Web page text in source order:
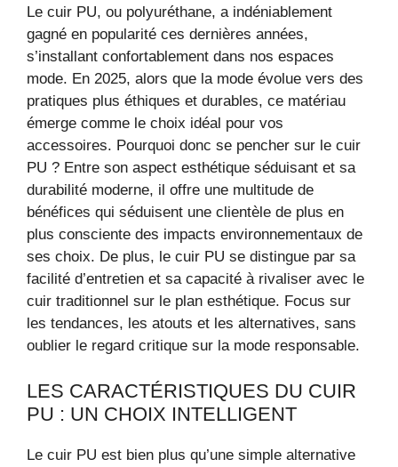
Le cuir PU, ou polyuréthane, a indéniablement
gagné en popularité ces dernières années,
s’installant confortablement dans nos espaces
mode. En 2025, alors que la mode évolue vers des
pratiques plus éthiques et durables, ce matériau
émerge comme le choix idéal pour vos
accessoires. Pourquoi donc se pencher sur le cuir
PU ? Entre son aspect esthétique séduisant et sa
durabilité moderne, il offre une multitude de
bénéfices qui séduisent une clientèle de plus en
plus consciente des impacts environnementaux de
ses choix. De plus, le cuir PU se distingue par sa
facilité d’entretien et sa capacité à rivaliser avec le
cuir traditionnel sur le plan esthétique. Focus sur
les tendances, les atouts et les alternatives, sans
oublier le regard critique sur la mode responsable.
LES CARACTÉRISTIQUES DU CUIR
PU : UN CHOIX INTELLIGENT
Le cuir PU est bien plus qu’une simple alternative